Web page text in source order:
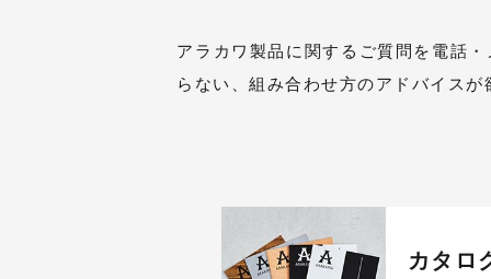
アラカワ製品に関するご質問を電話
らない、組み合わせ方のアドバイス
カタロ